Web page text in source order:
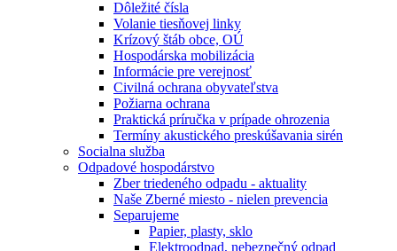
Dôležité čísla
Volanie tiesňovej linky
Krízový štáb obce, OÚ
Hospodárska mobilizácia
Informácie pre verejnosť
Civilná ochrana obyvateľstva
Požiarna ochrana
Praktická príručka v prípade ohrozenia
Termíny akustického preskúšavania sirén
Socialna služba
Odpadové hospodárstvo
Zber triedeného odpadu - aktuality
Naše Zberné miesto - nielen prevencia
Separujeme
Papier, plasty, sklo
Elektroodpad, nebezpečný odpad